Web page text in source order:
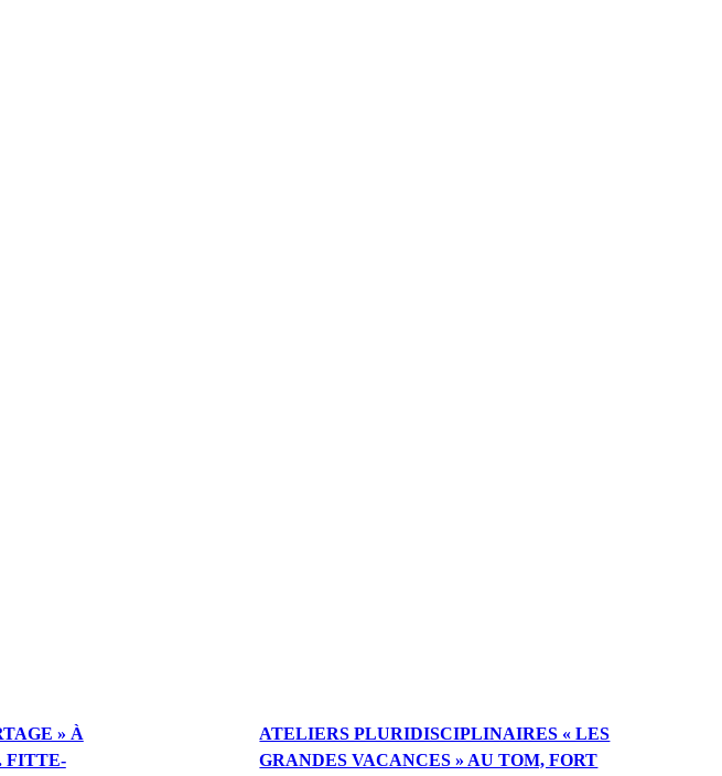
» À
FITTE-
ATELIERS PLURIDISCIPLINAIRES « LES
GRANDES VACANCES » AU TOM, FORT